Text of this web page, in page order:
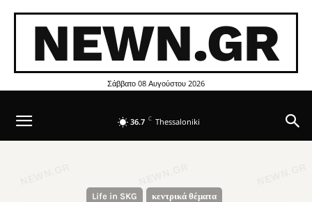
NEWN.GR
Σάββατο 08 Αυγούστου 2026
36.7 C Thessaloniki
Life in SKG κεντρικά θέματα